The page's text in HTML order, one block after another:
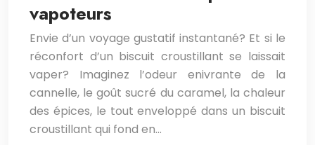
vapoteurs
Envie d’un voyage gustatif instantané? Et si le
réconfort d’un biscuit croustillant se laissait
vaper? Imaginez l’odeur enivrante de la
cannelle, le goût sucré du caramel, la chaleur
des épices, le tout enveloppé dans un biscuit
croustillant qui fond en…